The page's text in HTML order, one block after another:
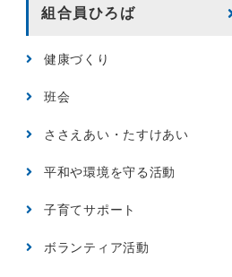
組合員ひろば
健康づくり
班会
ささえあい・たすけあい
平和や環境を守る活動
子育てサポート
ボランティア活動